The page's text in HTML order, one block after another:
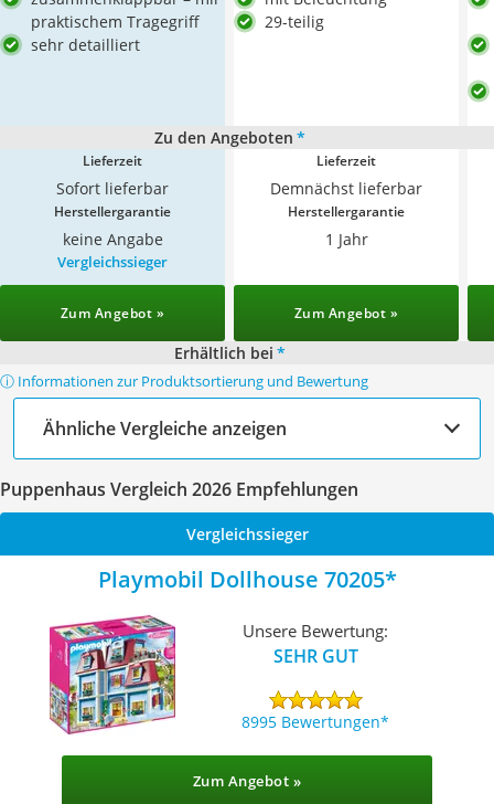
praktischem Tragegriff
sehr detailliert
29-teilig
Zu den Angeboten *
Lieferzeit
Sofort lieferbar
Lieferzeit
Demnächst lieferbar
Herstellergarantie
keine Angabe
Herstellergarantie
1 Jahr
Vergleichssieger
Zum Angebot » Zum Angebot »
Erhältlich bei *
ⓘ Informationen zur Produktsortierung und Bewertung
Ähnliche Vergleiche anzeigen
Puppenhaus Vergleich 2026 Empfehlungen
Vergleichssieger
Playmobil Dollhouse 70205
Unsere Bewertung:
SEHR GUT
8995 Bewertungen
Zum Angebot »